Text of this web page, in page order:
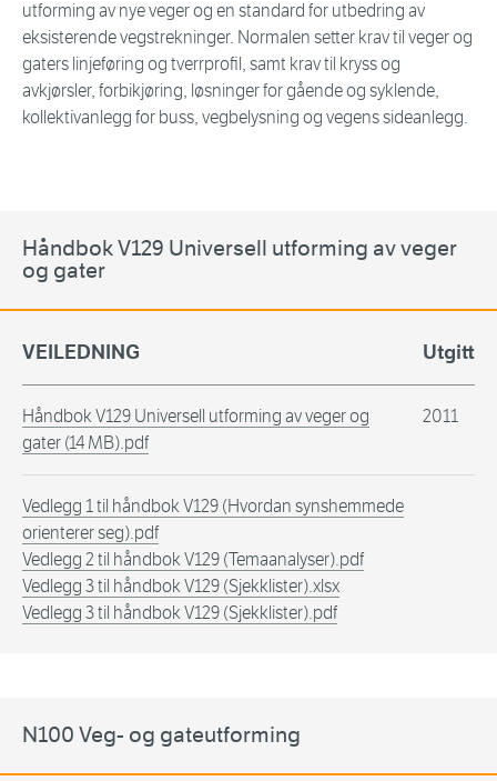
utforming av nye veger og en standard for utbedring av
eksisterende vegstrekninger. Normalen setter krav til veger og
gaters linjeføring og tverrprofil, samt krav til kryss og
avkjørsler, forbikjøring, løsninger for gående og syklende,
kollektivanlegg for buss, vegbelysning og vegens sideanlegg.
Håndbok V129 Universell utforming av veger
og gater
VEILEDNING Utgitt
Håndbok V129 Universell utforming av veger og
gater (14 MB).pdf
2011
Vedlegg 1 til håndbok V129 (Hvordan synshemmede
orienterer seg).pdf
Vedlegg 2 til håndbok V129 (Temaanalyser).pdf
Vedlegg 3 til håndbok V129 (Sjekklister).xlsx
Vedlegg 3 til håndbok V129 (Sjekklister).pdf
N100 Veg- og gateutforming